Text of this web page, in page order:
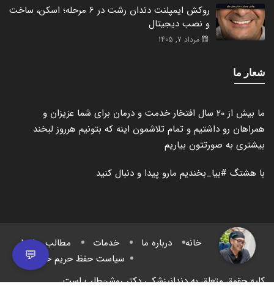
روکش ایمپلنت دندان رشت در 6 مرحله؛ اسکن، ساخت
و نصب دیجیتال
مرداد 7, 1405
شعار ما
ما بیش از 20 سال افتخار خدمت و درمان برای شما عزیزان و
همراهان رو داشتیم و تمام تلاشمون اینه که بتونیم هرروز لبخند
بیشتری به صورتتون بیاریم
با هشتگ #بیا_بخندیم مارو پیدا و دنبال کنید
خانه درباره ما خدمات
مطالب و اخبار
سیاست حفظ حریم خصوصی
کلیه حقوق متعلق به دندانپزشکی دکتر روشن‌طلب است.
💬